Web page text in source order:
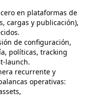
en plataformas de
cargas y publicación),
de configuración,
políticas, tracking
recurrente y
operativas: